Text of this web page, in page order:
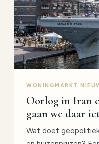
WONINGMARKT
Oorlog in Iran
gaan we daar
Wat doet